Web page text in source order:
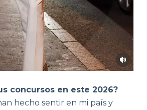
concursos en este 2026?
hecho sentir en mi país y